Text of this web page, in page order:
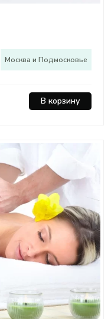
Москва и Подмосковье
В корзину